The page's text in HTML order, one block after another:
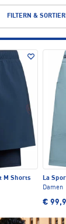
FILTERN &
M Shorts
La
Damen
€